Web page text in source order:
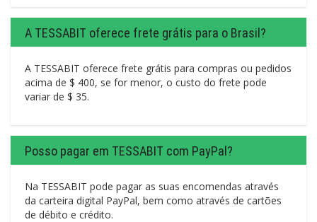
A TESSABIT oferece frete grátis para o Brasil?
A TESSABIT oferece frete grátis para compras ou pedidos
acima de $ 400, se for menor, o custo do frete pode
variar de $ 35.
Posso pagar em TESSABIT com PayPal?
Na TESSABIT pode pagar as suas encomendas através
da carteira digital PayPal, bem como através de cartões
de débito e crédito.